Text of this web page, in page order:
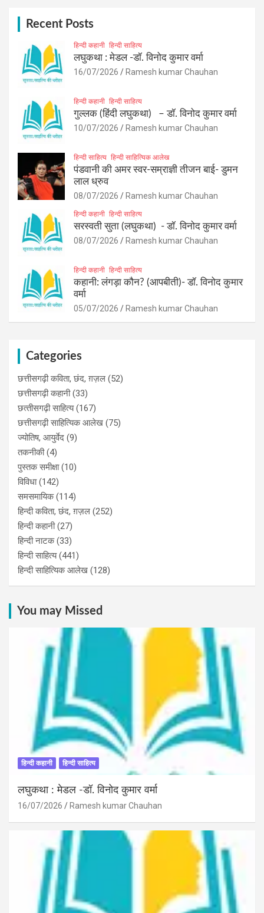
Recent Posts
हिन्दी कहानी हिन्दी साहित्य
लघुकथा : मेडल -डॉ. विनोद कुमार वर्मा
16/07/2026 Ramesh kumar Chauhan
हिन्दी कहानी हिन्दी साहित्य
गुल्लक (हिंदी लघुकथा) – डॉ. विनोद कुमार वर्मा
10/07/2026 Ramesh kumar Chauhan
हिन्दी साहित्य हिन्दी साहित्यिक आलेख
पंडवानी की अमर स्वर-सम्राज्ञी तीजन बाई- डुमन
लाल ध्रुव
08/07/2026 Ramesh kumar Chauhan
हिन्दी कहानी हिन्दी साहित्य
सरस्वती सुता (लघुकथा) ​- डॉ. विनोद कुमार वर्मा
08/07/2026 Ramesh kumar Chauhan
हिन्दी कहानी हिन्दी साहित्य
कहानी: लंगड़ा कौन? (आपबीती)​- डॉ. विनोद कुमार
वर्मा
05/07/2026 Ramesh kumar Chauhan
Categories
छत्तीसगढ़ी कविता, छंद, ग़ज़ल (52)
छत्तीसगढ़ी कहानी(33)
छत्‍तीसगढ़ी साहित्‍य(167)
छत्तीसगढ़ी साहित्यिक आलेख (75)
ज्योतिष, आयुर्वेद (9)
तकनीकी(4)
पुस्‍तक समीक्षा(10)
विविधा(142)
समसमायिक(114)
हिन्दी कविता, छंद, ग़ज़ल (252)
हिन्दी कहानी(27)
हिन्‍दी नाटक(33)
हिन्दी साहित्य(441)
हिन्दी साहित्यिक आलेख (128)
You may Missed
हिन्दी कहानी हिन्दी साहित्य
लघुकथा : मेडल -डॉ. विनोद कुमार वर्मा
16/07/2026 Ramesh kumar Chauhan